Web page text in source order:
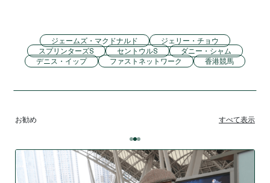
ジェームズ・マクドナルド
ジェリー・チョウ
スプリンターズS
セントウルS
ダニー・シャム
デニス・イップ
ファストネットワーク 香港競馬
お勧め すべて表示